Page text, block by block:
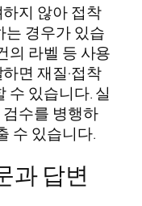
지 않아 접착
는 경우가 있습
의 라벨 등 사용
면 재질·접착
수 있습니다. 실
수를 병행하
수 있습니다.
과 답변